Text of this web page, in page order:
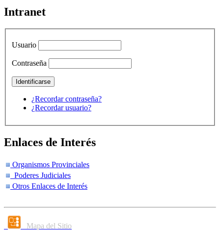
Intranet
Usuario
Contraseña
¿Recordar contraseña?
¿Recordar usuario?
Enlaces de Interés
Organismos Provinciales
Poderes Judiciales
Otros Enlaces de Interés
Mapa del Sitio